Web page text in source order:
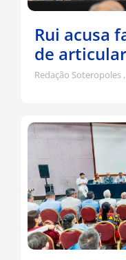
Rui acusa
de
Redação Soteropoles